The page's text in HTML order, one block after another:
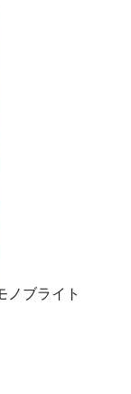
ノブライト